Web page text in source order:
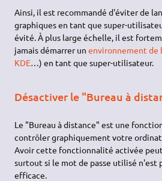
Ainsi, il est recommandé d'éviter de
graphiques en tant que super-
évité. À plus large échelle, il est
jamais démarrer unenvironnement de
KDE…) en tant que super-utilisateur.
Désactiver le "Bureau à
Le "Bureau à distance" est une
contrôler graphiquement votre
Avoir cette fonctionnalité activée
surtout si le mot de passe utilisé n'est
efficace.